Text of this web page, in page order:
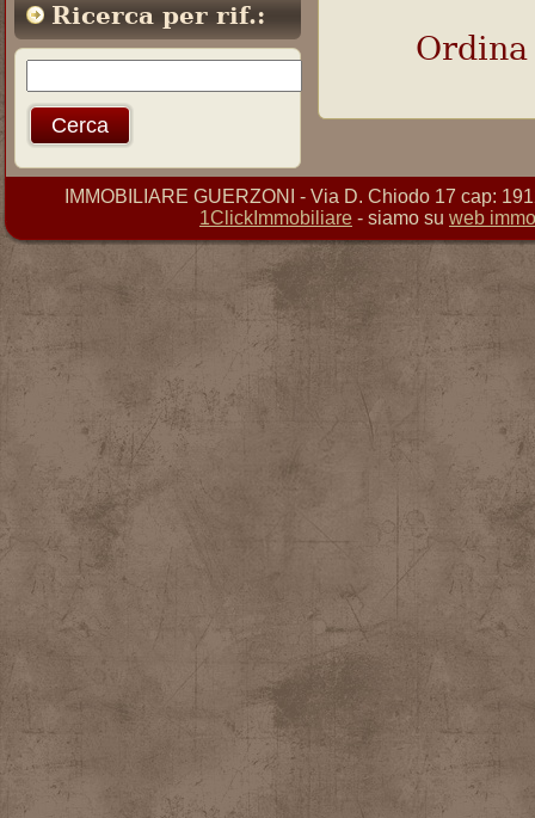
Ricerca per rif.:
IMMOBILIARE GUERZONI - Via D. Chiodo 17 cap:
1ClickImmobiliare - siamo su web